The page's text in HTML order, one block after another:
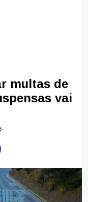
multas de
vai